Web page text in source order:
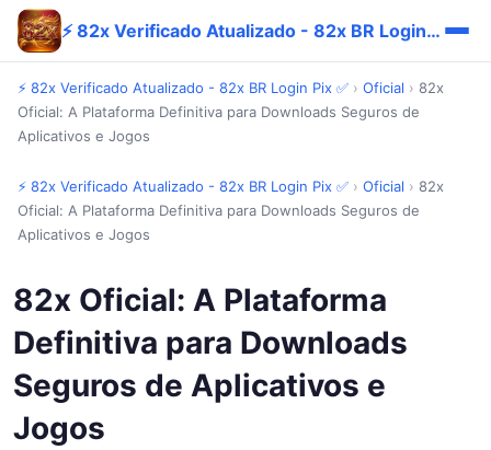
⚡ 82x Verificado Atualizado - 82x BR Login Pix ✅
⚡ 82x Verificado Atualizado - 82x BR Login Pix ✅ › Oficial › 82x
Oficial: A Plataforma Definitiva para Downloads Seguros de
Aplicativos e Jogos
⚡ 82x Verificado Atualizado - 82x BR Login Pix ✅ › Oficial › 82x
Oficial: A Plataforma Definitiva para Downloads Seguros de
Aplicativos e Jogos
82x Oficial: A Plataforma
Definitiva para Downloads
Seguros de Aplicativos e
Jogos